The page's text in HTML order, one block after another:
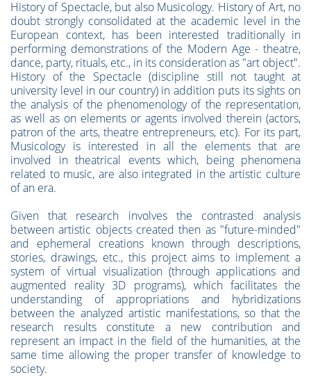
History of Spectacle, but also Musicology. History of Art, no
doubt strongly consolidated at the academic level in the
European context, has been interested traditionally in
performing demonstrations of the Modern Age - theatre,
dance, party, rituals, etc., in its consideration as "art object".
History of the Spectacle (discipline still not taught at
university level in our country) in addition puts its sights on
the analysis of the phenomenology of the representation,
as well as on elements or agents involved therein (actors,
patron of the arts, theatre entrepreneurs, etc). For its part,
Musicology is interested in all the elements that are
involved in theatrical events which, being phenomena
related to music, are also integrated in the artistic culture
of an era.
Given that research involves the contrasted analysis
between artistic objects created then as "future-minded"
and ephemeral creations known through descriptions,
stories, drawings, etc., this project aims to implement a
system of virtual visualization (through applications and
augmented reality 3D programs), which facilitates the
understanding of appropriations and hybridizations
between the analyzed artistic manifestations, so that the
research results constitute a new contribution and
represent an impact in the field of the humanities, at the
same time allowing the proper transfer of knowledge to
society.